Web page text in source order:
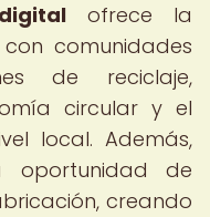
ofrece la
comunidades
de reciclaje,
circular y el
local. Además,
de
creando